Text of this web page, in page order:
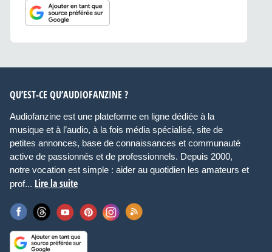
QU’EST-CE QU’AUDIOFANZINE ?
Audiofanzine est une plateforme en ligne dédiée à la
musique et à l’audio, à la fois média spécialisé, site de
petites annonces, base de connaissances et communauté
active de passionnés et de professionnels. Depuis 2000,
notre vocation est simple : aider au quotidien les amateurs et
prof... Lire la suite